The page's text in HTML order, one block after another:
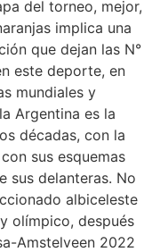
del torneo, mejor,
implica una
que dejan las N°
este deporte, en
mundiales y
Argentina es la
décadas, con la
sus esquemas
sus delanteras. No
albiceleste
olímpico, después
Amstelveen 2022